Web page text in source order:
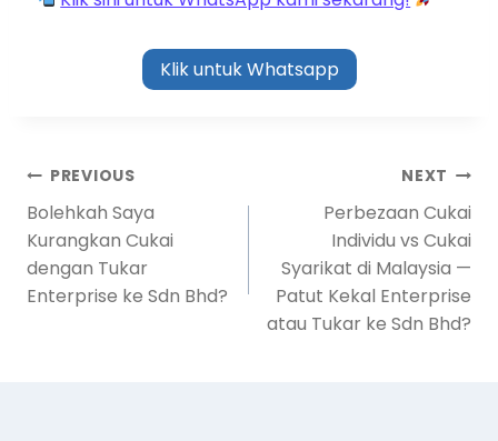
Klik untuk Whatsapp
PREVIOUS
Bolehkah Saya
Kurangkan Cukai
dengan Tukar
Enterprise ke Sdn Bhd?
NEXT
Perbezaan Cukai
Individu vs Cukai
Syarikat di Malaysia —
Patut Kekal Enterprise
atau Tukar ke Sdn Bhd?